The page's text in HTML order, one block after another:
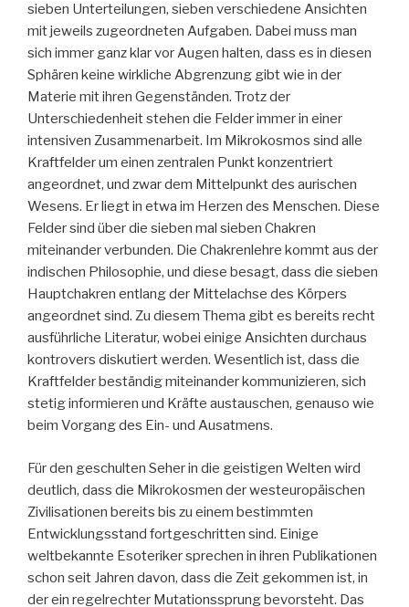
sieben Unterteilungen, sieben verschiedene Ansichten
mit jeweils zugeordneten Aufgaben. Dabei muss man
sich immer ganz klar vor Augen halten, dass es in diesen
Sphären keine wirkliche Abgrenzung gibt wie in der
Materie mit ihren Gegenständen. Trotz der
Unterschiedenheit stehen die Felder immer in einer
intensiven Zusammenarbeit. Im Mikrokosmos sind alle
Kraftfelder um einen zentralen Punkt konzentriert
angeordnet, und zwar dem Mittelpunkt des aurischen
Wesens. Er liegt in etwa im Herzen des Menschen. Diese
Felder sind über die sieben mal sieben Chakren
miteinander verbunden. Die Chakrenlehre kommt aus der
indischen Philosophie, und diese besagt, dass die sieben
Hauptchakren entlang der Mittelachse des Körpers
angeordnet sind. Zu diesem Thema gibt es bereits recht
ausführliche Literatur, wobei einige Ansichten durchaus
kontrovers diskutiert werden. Wesentlich ist, dass die
Kraftfelder beständig miteinander kommunizieren, sich
stetig informieren und Kräfte austauschen, genauso wie
beim Vorgang des Ein- und Ausatmens.
Für den geschulten Seher in die geistigen Welten wird
deutlich, dass die Mikrokosmen der westeuropäischen
Zivilisationen bereits bis zu einem bestimmten
Entwicklungsstand fortgeschritten sind. Einige
weltbekannte Esoteriker sprechen in ihren Publikationen
schon seit Jahren davon, dass die Zeit gekommen ist, in
der ein regelrechter Mutationssprung bevorsteht. Das